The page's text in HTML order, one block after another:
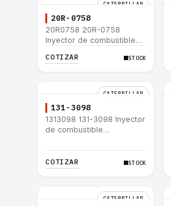
CATERPILLAR
20R-0758
20R0758 20R-0758
Inyector de combustible
775D D9R D10R 657E 631E
COTIZAR STOCK
CATERPILLAR
131-3098
1313098 131-3098 Inyector
de combustible
988F II
COTIZAR STOCK
CATERPILLAR